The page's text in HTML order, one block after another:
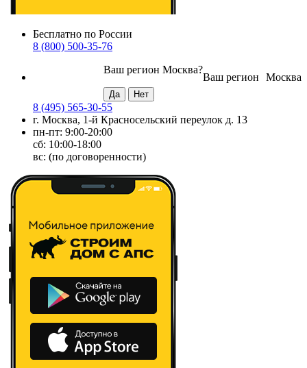
Бесплатно по России
8 (800) 500-35-76
Москва
Ваш регион
Ваш регион Москва?
8 (495) 565-30-55
г. Москва, 1-й Красносельский переулок д. 13
пн-пт: 9:00-20:00
сб: 10:00-18:00
вс: (по договоренности)